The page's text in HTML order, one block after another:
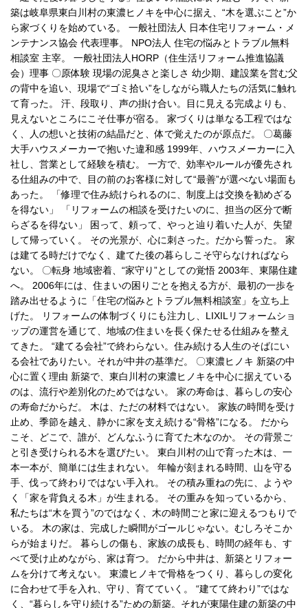
築は岐阜県東白川村の東濃ヒノキを中心に据え、“木を選ぶこと”か
ら家づくりを始めている。 一般社団法人 日本住宅リフォーム・メ
ンテナンス協会 代表理事。 NPO法人 住宅の悩みとトラブル無料
相談室 主宰。 一般社団法人HORP（住生活リフォーム推進協議
会）理事 〇原体験 現場の泥臭さと楽しさ 幼少期、建設業を営む父
の背中を追い、現場で“ゴミ拾い”をしながら職人たちの活気に触れ
て育った。 汗、段取り、声の掛け合い。目に見える完成よりも、
見えないところにこそ仕事が宿る。 家づくりは単なる工程ではな
く、人の想いと技術の結晶だと、体で覚えたのが原点だ。 〇葛藤
大手ハウスメーカーで抱いた違和感 1999年、ハウスメーカーに入
社し、営業として経験を積む。 一方で、効率やルールが優先され
る仕組みの中で、目の前のお客様に対して“最善”が選べない場面も
あった。 「修理で住み続けられるのに、制度上は交換を勧めざる
を得ない」 「リフォームの相談を受けたいのに、担当の区分で断
らざるを得ない」 困って、頼って、やっと辿り着いた人が、失望
して帰っていく。 その光景が、心に刺さった。だから誓った。 家
は建てる時だけでなく、建てた後の暮らしこそ守らなければなら
ない。 〇転身 地域密着、“家守り”としての覚悟 2003年、東陽住建
へ。 2006年には、住まいの困りごとを抱える方が、最初の一歩を
踏み出せるように「住宅の悩みとトラブル無料相談室」を立ち上
げた。 リフォームの体制づくりにも注力し、LIXILリフォームショ
ップの運営を通じて、地域の住まいを長く保たせる仕組みを整え
てきた。 “建てる会社”で終わらない。住み続ける人生のそばにい
る会社でありたい。それが中井の基準だ。 〇東濃ヒノキ 新築の中
心に置く理由 新築で、東白川村の東濃ヒノキを中心に据えている
のは、流行や差別化のためではない。 家の寿命は、暮らしの安心
の寿命だからだ。 木は、ただの材料ではない。 家族の時間を受け
止め、季節を越え、静かに家を支え続ける“骨格”になる。 だから
こそ、どこで、誰が、どんなふうに育てた木なのか。 その背景ご
と引き受けられる木を選びたい。 東白川村の山で育った木は、一
本一本が、簡単には生まれない。 年輪が刻まれる時間、山を守る
手、伐って終わりではない手入れ。 その積み重ねの先に、ようや
く「家を背負える木」が生まれる。 その重みを知っているから、
私たちは“木を買う”のではなく、木の時間ごと家に迎えるつもりで
いる。 木の家は、完成した瞬間がゴールじゃない。むしろそこか
らが始まりだ。 暮らしの傷も、家族の成長も、時間の経年も、す
べて受け止めながら、家は育つ。 だから中井は、新築とリフォー
ムを分けて考えない。 東濃ヒノキで骨格をつくり、暮らしの変化
に合わせて手を入れ、守り、育てていく。 “建てて終わり”ではな
く、“暮らしを守り続ける”ための新築。それが東陽住建の新築の中